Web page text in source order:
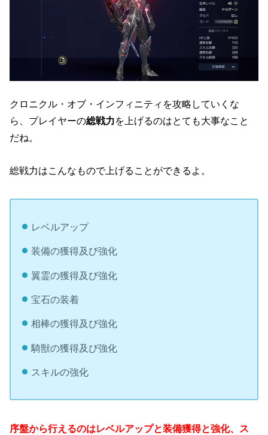
クロニクル・オブ・インフィニティを攻略していくな
ら、プレイヤーの総戦力を上げるのはとても大事なこと
だね。
総戦力はこんなもので上げることができるよ。
レベルアップ
装備の獲得及び強化
翼霊の獲得及び強化
宝石の装着
相棒の獲得及び強化
騎獣の獲得及び強化
スキルの強化
序盤から行えるのはレベルアップと装備獲得と強化、ス